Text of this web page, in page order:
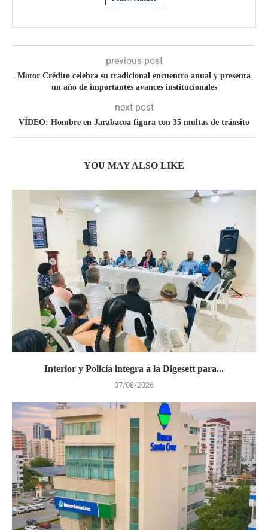
previous post
Motor Crédito celebra su tradicional encuentro anual y presenta
un año de importantes avances institucionales
next post
VÍDEO: Hombre en Jarabacoa figura con 35 multas de tránsito
YOU MAY ALSO LIKE
Interior y Policía integra a la Digesett para...
07/08/2026